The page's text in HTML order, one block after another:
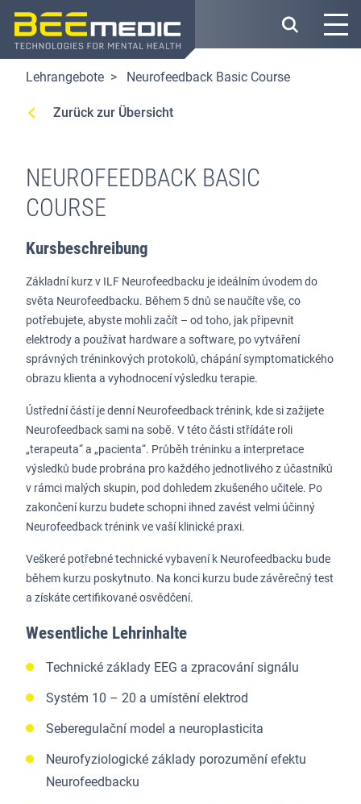
Direkt
zum
Inhalt
Lehrangebote
Neurofeedback Basic Course
Zurück zur Übersicht
NEUROFEEDBACK BASIC
COURSE
Kursbeschreibung
Základní kurz v ILF Neurofeedbacku je ideálním úvodem do
světa Neurofeedbacku. Během 5 dnů se naučíte vše, co
potřebujete, abyste mohli začít – od toho, jak připevnit
elektrody a používat hardware a software, po vytváření
správných tréninkových protokolů, chápání symptomatického
obrazu klienta a vyhodnocení výsledku terapie.
Ústřední částí je denní Neurofeedback trénink, kde si zažijete
Neurofeedback sami na sobě. V této části střídáte roli
„terapeuta“ a „pacienta“. Průběh tréninku a interpretace
výsledků bude probrána pro každého jednotlivého z účastníků
v rámci malých skupin, pod dohledem zkušeného učitele. Po
zakončení kurzu budete schopni ihned zavést velmi účinný
Neurofeedback trénink ve vaší klinické praxi.
Veškeré potřebné technické vybavení k Neurofeedbacku bude
během kurzu poskytnuto. Na konci kurzu bude závěrečný test
a získáte certifikované osvědčení.
Wesentliche Lehrinhalte
Technické základy EEG a zpracování signálu
Systém 10 – 20 a umístění elektrod
Seberegulační model a neuroplasticita
Neurofyziologické základy porozumění efektu
Neurofeedbacku